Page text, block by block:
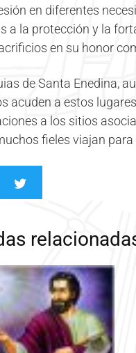
en diferentes
a la protección y la
en su honor
de Santa Enedina,
acuden a estos
a los sitios
fieles viajan